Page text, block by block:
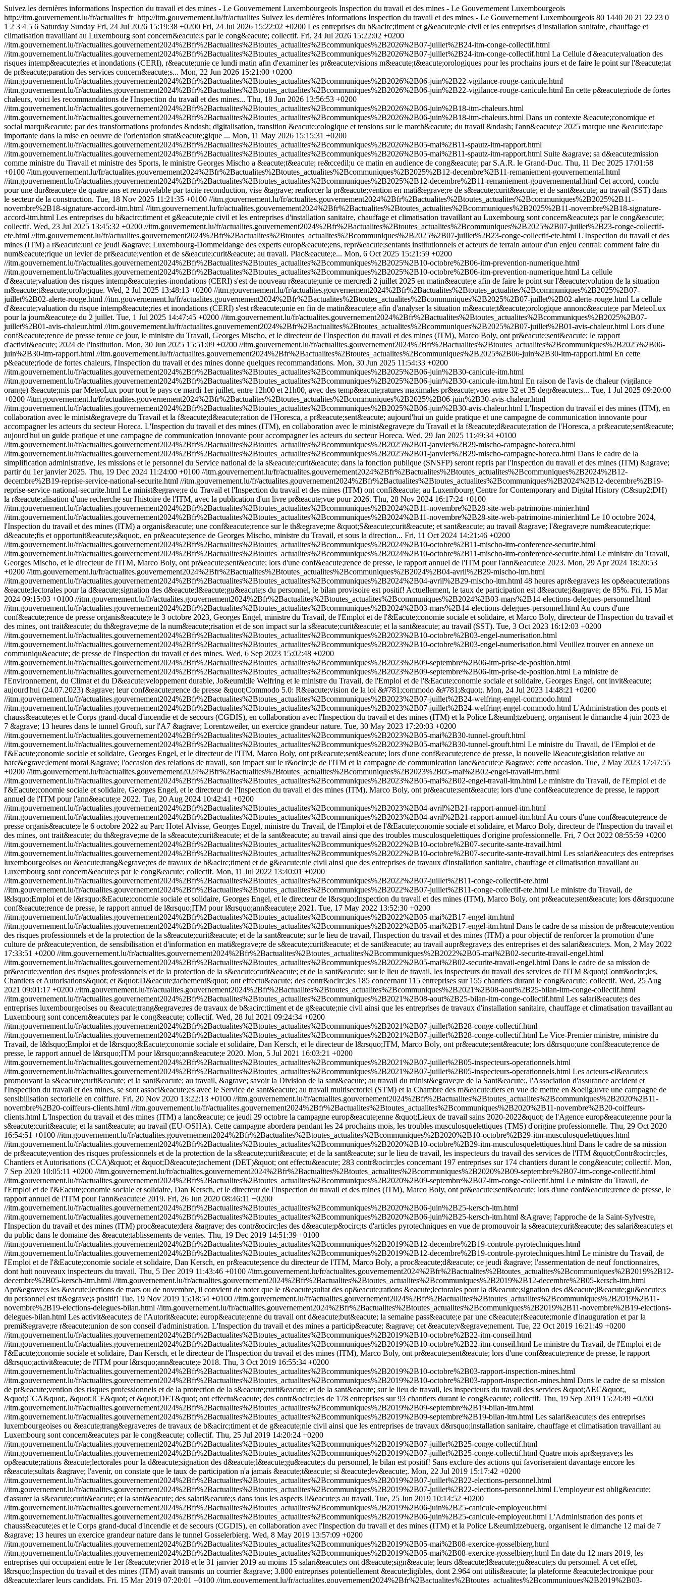
Suivez les dernières informations Inspection du travail et des mines - Le Gouvernement Luxembourgeois Inspection du travail et des mines - Le Gouvernement Luxembourgeois
http://itm.gouvernement.lu/fr/actualites fr http://itm.gouvernement.lu/fr/actualites Suivez les dernières informations Inspection du travail et des mines - Le Gouvernement Luxembourgeois 80 1440 20 21 22 23 0
1 2 3 4 5 6 Saturday Sunday Fri, 24 Jul 2026 15:19:38 +0200 Fri, 24 Jul 2026 15:22:02 +0200 Les entreprises du b&acirc;timent et g&eacute;nie civil et les entreprises d'installation sanitaire, chauffage et
climatisation travaillant au Luxembourg sont concern&eacute;s par le cong&eacute; collectif. Fri, 24 Jul 2026 15:22:02 +0200
//itm.gouvernement.lu/fr/actualites.gouvernement2024%2Bfr%2Bactualites%2Btoutes_actualites%2Bcommuniques%2B2026%2B07-juillet%2B24-itm-conge-collectif.html
//itm.gouvernement.lu/fr/actualites.gouvernement2024%2Bfr%2Bactualites%2Btoutes_actualites%2Bcommuniques%2B2026%2B07-juillet%2B24-itm-conge-collectif.html La Cellule d'&eacute;valuation des
risques intemp&eacute;ries et inondations (CERI), r&eacute;unie ce lundi matin afin d'examiner les pr&eacute;visions m&eacute;t&eacute;orologiques pour les prochains jours et de faire le point sur l'&eacute;tat
de pr&eacute;paration des services concern&eacute;s... Mon, 22 Jun 2026 15:21:00 +0200
//itm.gouvernement.lu/fr/actualites.gouvernement2024%2Bfr%2Bactualites%2Btoutes_actualites%2Bcommuniques%2B2026%2B06-juin%2B22-vigilance-rouge-canicule.html
//itm.gouvernement.lu/fr/actualites.gouvernement2024%2Bfr%2Bactualites%2Btoutes_actualites%2Bcommuniques%2B2026%2B06-juin%2B22-vigilance-rouge-canicule.html En cette p&eacute;riode de fortes
chaleurs, voici les recommandations de l'Inspection du travail et des mines... Thu, 18 Jun 2026 13:56:53 +0200
//itm.gouvernement.lu/fr/actualites.gouvernement2024%2Bfr%2Bactualites%2Btoutes_actualites%2Bcommuniques%2B2026%2B06-juin%2B18-itm-chaleurs.html
//itm.gouvernement.lu/fr/actualites.gouvernement2024%2Bfr%2Bactualites%2Btoutes_actualites%2Bcommuniques%2B2026%2B06-juin%2B18-itm-chaleurs.html Dans un contexte &eacute;conomique et
social marqu&eacute; par des transformations profondes &ndash; digitalisation, transition &eacute;cologique et tensions sur le march&eacute; du travail &ndash; l'ann&eacute;e 2025 marque une &eacute;tape
importante dans la mise en oeuvre de l'orientation strat&eacute;gique ... Mon, 11 May 2026 15:15:31 +0200
//itm.gouvernement.lu/fr/actualites.gouvernement2024%2Bfr%2Bactualites%2Btoutes_actualites%2Bcommuniques%2B2026%2B05-mai%2B11-spautz-itm-rapport.html
//itm.gouvernement.lu/fr/actualites.gouvernement2024%2Bfr%2Bactualites%2Btoutes_actualites%2Bcommuniques%2B2026%2B05-mai%2B11-spautz-itm-rapport.html Suite &agrave; sa d&eacute;mission
comme ministre du Travail et ministre des Sports, le ministre Georges Mischo a &eacute;t&eacute; re&ccedil;u ce matin en audience de cong&eacute; par S.A.R. le Grand-Duc. Thu, 11 Dec 2025 17:01:58
+0100 //itm.gouvernement.lu/fr/actualites.gouvernement2024%2Bfr%2Bactualites%2Btoutes_actualites%2Bcommuniques%2B2025%2B12-decembre%2B11-remaniement-gouvernemental.html
//itm.gouvernement.lu/fr/actualites.gouvernement2024%2Bfr%2Bactualites%2Btoutes_actualites%2Bcommuniques%2B2025%2B12-decembre%2B11-remaniement-gouvernemental.html Cet accord, conclu
pour une dur&eacute;e de quatre ans et renouvelable par tacite reconduction, vise &agrave; renforcer la pr&eacute;vention en mati&egrave;re de s&eacute;curit&eacute; et de sant&eacute; au travail (SST) dans
le secteur de la construction. Tue, 18 Nov 2025 11:21:35 +0100 //itm.gouvernement.lu/fr/actualites.gouvernement2024%2Bfr%2Bactualites%2Btoutes_actualites%2Bcommuniques%2B2025%2B11-
novembre%2B18-signature-accord-itm.html //itm.gouvernement.lu/fr/actualites.gouvernement2024%2Bfr%2Bactualites%2Btoutes_actualites%2Bcommuniques%2B2025%2B11-novembre%2B18-signature-
accord-itm.html Les entreprises du b&acirc;timent et g&eacute;nie civil et les entreprises d'installation sanitaire, chauffage et climatisation travaillant au Luxembourg sont concern&eacute;s par le cong&eacute;
collectif. Wed, 23 Jul 2025 13:45:32 +0200 //itm.gouvernement.lu/fr/actualites.gouvernement2024%2Bfr%2Bactualites%2Btoutes_actualites%2Bcommuniques%2B2025%2B07-juillet%2B23-conge-collectif-
ete.html //itm.gouvernement.lu/fr/actualites.gouvernement2024%2Bfr%2Bactualites%2Btoutes_actualites%2Bcommuniques%2B2025%2B07-juillet%2B23-conge-collectif-ete.html L'Inspection du travail et des
mines (ITM) a r&eacute;uni ce jeudi &agrave; Luxembourg-Dommeldange des experts europ&eacute;ens, repr&eacute;sentants institutionnels et acteurs de terrain autour d'un enjeu central: comment faire du
num&eacute;rique un levier de pr&eacute;vention et de s&eacute;curit&eacute; au travail. Plac&eacute;e... Mon, 6 Oct 2025 15:21:59 +0200
//itm.gouvernement.lu/fr/actualites.gouvernement2024%2Bfr%2Bactualites%2Btoutes_actualites%2Bcommuniques%2B2025%2B10-octobre%2B06-itm-prevention-numerique.html
//itm.gouvernement.lu/fr/actualites.gouvernement2024%2Bfr%2Bactualites%2Btoutes_actualites%2Bcommuniques%2B2025%2B10-octobre%2B06-itm-prevention-numerique.html La cellule
d'&eacute;valuation des risques intemp&eacute;ries-inondations (CERI) s'est de nouveau r&eacute;unie ce mercredi 2 juillet 2025 en matin&eacute;e afin de faire le point sur l'&eacute;volution de la situation
m&eacute;t&eacute;orologique. Wed, 2 Jul 2025 13:48:13 +0200 //itm.gouvernement.lu/fr/actualites.gouvernement2024%2Bfr%2Bactualites%2Btoutes_actualites%2Bcommuniques%2B2025%2B07-
juillet%2B02-alerte-rouge.html //itm.gouvernement.lu/fr/actualites.gouvernement2024%2Bfr%2Bactualites%2Btoutes_actualites%2Bcommuniques%2B2025%2B07-juillet%2B02-alerte-rouge.html La cellule
d'&eacute;valuation du risque intemp&eacute;ries et inondations (CERI) s'est r&eacute;unie en fin de matin&eacute;e afin d'analyser la situation m&eacute;t&eacute;orologique annonc&eacute;e par MeteoLux
pour la journ&eacute;e du 2 juillet. Tue, 1 Jul 2025 14:47:45 +0200 //itm.gouvernement.lu/fr/actualites.gouvernement2024%2Bfr%2Bactualites%2Btoutes_actualites%2Bcommuniques%2B2025%2B07-
juillet%2B01-avis-chaleur.html //itm.gouvernement.lu/fr/actualites.gouvernement2024%2Bfr%2Bactualites%2Btoutes_actualites%2Bcommuniques%2B2025%2B07-juillet%2B01-avis-chaleur.html Lors d'une
conf&eacute;rence de presse tenue ce jour, le ministre du Travail, Georges Mischo, et le directeur de l'Inspection du travail et des mines (ITM), Marco Boly, ont pr&eacute;sent&eacute; le rapport
d'activit&eacute; 2024 de l'institution. Mon, 30 Jun 2025 15:51:09 +0200 //itm.gouvernement.lu/fr/actualites.gouvernement2024%2Bfr%2Bactualites%2Btoutes_actualites%2Bcommuniques%2B2025%2B06-
juin%2B30-itm-rapport.html //itm.gouvernement.lu/fr/actualites.gouvernement2024%2Bfr%2Bactualites%2Btoutes_actualites%2Bcommuniques%2B2025%2B06-juin%2B30-itm-rapport.html En cette
p&eacute;riode de fortes chaleurs, l'Inspection du travail et des mines donne quelques recommandations. Mon, 30 Jun 2025 11:54:33 +0200
//itm.gouvernement.lu/fr/actualites.gouvernement2024%2Bfr%2Bactualites%2Btoutes_actualites%2Bcommuniques%2B2025%2B06-juin%2B30-canicule-itm.html
//itm.gouvernement.lu/fr/actualites.gouvernement2024%2Bfr%2Bactualites%2Btoutes_actualites%2Bcommuniques%2B2025%2B06-juin%2B30-canicule-itm.html En raison de l'avis de chaleur (vigilance
orange) &eacute;mis par MeteoLux pour tout le pays ce mardi 1er juillet, entre 12h00 et 21h00, avec des temp&eacute;ratures maximales pr&eacute;vues entre 32 et 35 degr&eacute;s... Tue, 1 Jul 2025 09:20:00
+0200 //itm.gouvernement.lu/fr/actualites.gouvernement2024%2Bfr%2Bactualites%2Btoutes_actualites%2Bcommuniques%2B2025%2B06-juin%2B30-avis-chaleur.html
//itm.gouvernement.lu/fr/actualites.gouvernement2024%2Bfr%2Bactualites%2Btoutes_actualites%2Bcommuniques%2B2025%2B06-juin%2B30-avis-chaleur.html L'Inspection du travail et des mines (ITM), en
collaboration avec le minist&egrave;re du Travail et la f&eacute;d&eacute;ration de l'Horesca, a pr&eacute;sent&eacute; aujourd'hui un guide pratique et une campagne de communication innovante pour
accompagner les acteurs du secteur Horeca. L'Inspection du travail et des mines (ITM), en collaboration avec le minist&egrave;re du Travail et la f&eacute;d&eacute;ration de l'Horesca, a pr&eacute;sent&eacute;
aujourd'hui un guide pratique et une campagne de communication innovante pour accompagner les acteurs du secteur Horeca. Wed, 29 Jan 2025 11:49:34 +0100
//itm.gouvernement.lu/fr/actualites.gouvernement2024%2Bfr%2Bactualites%2Btoutes_actualites%2Bcommuniques%2B2025%2B01-janvier%2B29-mischo-campagne-horeca.html
//itm.gouvernement.lu/fr/actualites.gouvernement2024%2Bfr%2Bactualites%2Btoutes_actualites%2Bcommuniques%2B2025%2B01-janvier%2B29-mischo-campagne-horeca.html Dans le cadre de la
simplification administrative, les missions et le personnel du Service national de la s&eacute;curit&eacute; dans la fonction publique (SNSFP) seront repris par l'Inspection du travail et des mines (ITM) &agrave;
partir du 1er janvier 2025. Thu, 19 Dec 2024 11:24:00 +0100 //itm.gouvernement.lu/fr/actualites.gouvernement2024%2Bfr%2Bactualites%2Btoutes_actualites%2Bcommuniques%2B2024%2B12-
decembre%2B19-reprise-service-national-securite.html //itm.gouvernement.lu/fr/actualites.gouvernement2024%2Bfr%2Bactualites%2Btoutes_actualites%2Bcommuniques%2B2024%2B12-decembre%2B19-
reprise-service-national-securite.html Le minist&egrave;re du Travail et l'Inspection du travail et des mines (ITM) ont confi&eacute; au Luxembourg Centre for Contemporary and Digital History (C&sup2;DH)
la r&eacute;alisation d'une recherche sur l'histoire de l'ITM, avec la publication d'un livre pr&eacute;vue pour 2026. Thu, 28 Nov 2024 16:17:24 +0100
//itm.gouvernement.lu/fr/actualites.gouvernement2024%2Bfr%2Bactualites%2Btoutes_actualites%2Bcommuniques%2B2024%2B11-novembre%2B28-site-web-patrimoine-minier.html
//itm.gouvernement.lu/fr/actualites.gouvernement2024%2Bfr%2Bactualites%2Btoutes_actualites%2Bcommuniques%2B2024%2B11-novembre%2B28-site-web-patrimoine-minier.html Le 10 octobre 2024,
l'Inspection du travail et des mines (ITM) a organis&eacute; une conf&eacute;rence sur le th&egrave;me &quot;S&eacute;curit&eacute; et sant&eacute; au travail &agrave; l'&egrave;re num&eacute;rique:
d&eacute;fis et opportunit&eacute;s&quot;, en pr&eacute;sence de Georges Mischo, ministre du Travail, et sous la direction... Fri, 11 Oct 2024 14:21:46 +0200
//itm.gouvernement.lu/fr/actualites.gouvernement2024%2Bfr%2Bactualites%2Btoutes_actualites%2Bcommuniques%2B2024%2B10-octobre%2B11-mischo-itm-conference-securite.html
//itm.gouvernement.lu/fr/actualites.gouvernement2024%2Bfr%2Bactualites%2Btoutes_actualites%2Bcommuniques%2B2024%2B10-octobre%2B11-mischo-itm-conference-securite.html Le ministre du Travail,
Georges Mischo, et le directeur de l'ITM, Marco Boly, ont pr&eacute;sent&eacute; lors d'une conf&eacute;rence de presse, le rapport annuel de l'ITM pour l'ann&eacute;e 2023. Mon, 29 Apr 2024 18:20:53
+0200 //itm.gouvernement.lu/fr/actualites.gouvernement2024%2Bfr%2Bactualites%2Btoutes_actualites%2Bcommuniques%2B2024%2B04-avril%2B29-mischo-itm.html
//itm.gouvernement.lu/fr/actualites.gouvernement2024%2Bfr%2Bactualites%2Btoutes_actualites%2Bcommuniques%2B2024%2B04-avril%2B29-mischo-itm.html 48 heures apr&egrave;s les op&eacute;rations
&eacute;lectorales pour la d&eacute;signation des d&eacute;l&eacute;gu&eacute;s du personnel, le bilan provisoire est positif! Actuellement, le taux de participation est d&eacute;j&agrave; de 85%. Fri, 15 Mar
2024 09:15:03 +0100 //itm.gouvernement.lu/fr/actualites.gouvernement2024%2Bfr%2Bactualites%2Btoutes_actualites%2Bcommuniques%2B2024%2B03-mars%2B14-elections-delegues-personnel.html
//itm.gouvernement.lu/fr/actualites.gouvernement2024%2Bfr%2Bactualites%2Btoutes_actualites%2Bcommuniques%2B2024%2B03-mars%2B14-elections-delegues-personnel.html Au cours d'une
conf&eacute;rence de presse organis&eacute;e le 3 octobre 2023, Georges Engel, ministre du Travail, de l'Emploi et de l'&Eacute;conomie sociale et solidaire, et Marco Boly, directeur de l'Inspection du travail et
des mines, ont trait&eacute; du th&egrave;me de la num&eacute;risation et de son impact sur la s&eacute;curit&eacute; et la sant&eacute; au travail (SST). Tue, 3 Oct 2023 16:12:03 +0200
//itm.gouvernement.lu/fr/actualites.gouvernement2024%2Bfr%2Bactualites%2Btoutes_actualites%2Bcommuniques%2B2023%2B10-octobre%2B03-engel-numerisation.html
//itm.gouvernement.lu/fr/actualites.gouvernement2024%2Bfr%2Bactualites%2Btoutes_actualites%2Bcommuniques%2B2023%2B10-octobre%2B03-engel-numerisation.html Veuillez trouver en annexe un
communiqu&eacute; de presse de l'Inspection du travail et des mines. Wed, 6 Sep 2023 15:02:48 +0200
//itm.gouvernement.lu/fr/actualites.gouvernement2024%2Bfr%2Bactualites%2Btoutes_actualites%2Bcommuniques%2B2023%2B09-septembre%2B06-itm-prise-de-position.html
//itm.gouvernement.lu/fr/actualites.gouvernement2024%2Bfr%2Bactualites%2Btoutes_actualites%2Bcommuniques%2B2023%2B09-septembre%2B06-itm-prise-de-position.html La ministre de
l'Environnement, du Climat et du D&eacute;veloppement durable, Jo&euml;lle Welfring et le ministre du Travail, de l'Emploi et de l'&Eacute;conomie sociale et solidaire, Georges Engel, ont invit&eacute;
aujourd'hui (24.07.2023) &agrave; leur conf&eacute;rence de presse &quot;Commodo 5.0: R&eacute;vision de la loi &#781;commodo &#781;&quot;. Mon, 24 Jul 2023 14:48:21 +0200
//itm.gouvernement.lu/fr/actualites.gouvernement2024%2Bfr%2Bactualites%2Btoutes_actualites%2Bcommuniques%2B2023%2B07-juillet%2B24-welfring-engel-commodo.html
//itm.gouvernement.lu/fr/actualites.gouvernement2024%2Bfr%2Bactualites%2Btoutes_actualites%2Bcommuniques%2B2023%2B07-juillet%2B24-welfring-engel-commodo.html L'Administration des ponts et
chauss&eacute;es et le Corps grand-ducal d'incendie et de secours (CGDIS), en collaboration avec l'Inspection du travail et des mines (ITM) et la Police L&euml;tzebuerg, organisent le dimanche 4 juin 2023 de
7 &agrave; 13 heures dans le tunnel Grouft, sur l'A7 &agrave; Lorentzweiler, un exercice grandeur nature. Tue, 30 May 2023 17:20:03 +0200
//itm.gouvernement.lu/fr/actualites.gouvernement2024%2Bfr%2Bactualites%2Btoutes_actualites%2Bcommuniques%2B2023%2B05-mai%2B30-tunnel-grouft.html
//itm.gouvernement.lu/fr/actualites.gouvernement2024%2Bfr%2Bactualites%2Btoutes_actualites%2Bcommuniques%2B2023%2B05-mai%2B30-tunnel-grouft.html Le ministre du Travail, de l'Emploi et de
l'&Eacute;conomie sociale et solidaire, Georges Engel, et le directeur de l'ITM, Marco Boly, ont pr&eacute;sent&eacute; lors d'une conf&eacute;rence de presse, la nouvelle l&eacute;gislation relative au
harc&egrave;lement moral &agrave; l'occasion des relations de travail, son impact sur le r&ocirc;le de l'ITM et la campagne de communication lanc&eacute;e &agrave; cette occasion. Tue, 2 May 2023 17:47:55
+0200 //itm.gouvernement.lu/fr/actualites.gouvernement2024%2Bfr%2Bactualites%2Btoutes_actualites%2Bcommuniques%2B2023%2B05-mai%2B02-engel-travail-itm.html
//itm.gouvernement.lu/fr/actualites.gouvernement2024%2Bfr%2Bactualites%2Btoutes_actualites%2Bcommuniques%2B2023%2B05-mai%2B02-engel-travail-itm.html Le ministre du Travail, de l'Emploi et de
l'&Eacute;conomie sociale et solidaire, Georges Engel, et le directeur de l'Inspection du travail et des mines (ITM), Marco Boly, ont pr&eacute;sent&eacute; lors d'une conf&eacute;rence de presse, le rapport
annuel de l'ITM pour l'ann&eacute;e 2022. Tue, 20 Aug 2024 10:42:41 +0200
//itm.gouvernement.lu/fr/actualites.gouvernement2024%2Bfr%2Bactualites%2Btoutes_actualites%2Bcommuniques%2B2023%2B04-avril%2B21-rapport-annuel-itm.html
//itm.gouvernement.lu/fr/actualites.gouvernement2024%2Bfr%2Bactualites%2Btoutes_actualites%2Bcommuniques%2B2023%2B04-avril%2B21-rapport-annuel-itm.html Au cours d'une conf&eacute;rence de
presse organis&eacute;e le 6 octobre 2022 au Parc Hotel Alvisse, Georges Engel, ministre du Travail, de l'Emploi et de l'&Eacute;conomie sociale et solidaire, et Marco Boly, directeur de l'Inspection du travail et
des mines, ont trait&eacute; du th&egrave;me de la s&eacute;curit&eacute; et de la sant&eacute; au travail ainsi que des troubles musculosquelettiques d'origine professionnelle. Fri, 7 Oct 2022 08:55:59 +0200
//itm.gouvernement.lu/fr/actualites.gouvernement2024%2Bfr%2Bactualites%2Btoutes_actualites%2Bcommuniques%2B2022%2B10-octobre%2B07-securite-sante-travail.html
//itm.gouvernement.lu/fr/actualites.gouvernement2024%2Bfr%2Bactualites%2Btoutes_actualites%2Bcommuniques%2B2022%2B10-octobre%2B07-securite-sante-travail.html Les salari&eacute;s des entreprises
luxembourgeoises ou &eacute;trang&egrave;res de travaux de b&acirc;timent et de g&eacute;nie civil ainsi que des entreprises de travaux d'installation sanitaire, chauffage et climatisation travaillant au
Luxembourg sont concern&eacute;s par le cong&eacute; collectif. Mon, 11 Jul 2022 13:40:01 +0200
//itm.gouvernement.lu/fr/actualites.gouvernement2024%2Bfr%2Bactualites%2Btoutes_actualites%2Bcommuniques%2B2022%2B07-juillet%2B11-conge-collectif-ete.html
//itm.gouvernement.lu/fr/actualites.gouvernement2024%2Bfr%2Bactualites%2Btoutes_actualites%2Bcommuniques%2B2022%2B07-juillet%2B11-conge-collectif-ete.html Le ministre du Travail, de
l&lsquo;Emploi et de l&rsquo;&Eacute;conomie sociale et solidaire, Georges Engel, et le directeur de l&rsquo;Inspection du travail et des mines (ITM), Marco Boly, ont pr&eacute;sent&eacute; lors d&rsquo;une
conf&eacute;rence de presse, le rapport annuel de l&rsquo;ITM pour l&rsquo;ann&eacute;e 2021. Tue, 17 May 2022 13:52:30 +0200
//itm.gouvernement.lu/fr/actualites.gouvernement2024%2Bfr%2Bactualites%2Btoutes_actualites%2Bcommuniques%2B2022%2B05-mai%2B17-engel-itm.html
//itm.gouvernement.lu/fr/actualites.gouvernement2024%2Bfr%2Bactualites%2Btoutes_actualites%2Bcommuniques%2B2022%2B05-mai%2B17-engel-itm.html Dans le cadre de sa mission de pr&eacute;vention
des risques professionnels et de la protection de la s&eacute;curit&eacute; et de la sant&eacute; sur le lieu de travail, l'Inspection du travail et des mines (ITM) a pour objectif de renforcer la promotion d'une
culture de pr&eacute;vention, de sensibilisation et d'information en mati&egrave;re de s&eacute;curit&eacute; et de sant&eacute; au travail aupr&egrave;s des entreprises et des salari&eacute;s. Mon, 2 May 2022
17:33:51 +0200 //itm.gouvernement.lu/fr/actualites.gouvernement2024%2Bfr%2Bactualites%2Btoutes_actualites%2Bcommuniques%2B2022%2B05-mai%2B02-securite-travail-engel.html
//itm.gouvernement.lu/fr/actualites.gouvernement2024%2Bfr%2Bactualites%2Btoutes_actualites%2Bcommuniques%2B2022%2B05-mai%2B02-securite-travail-engel.html Dans le cadre de sa mission de
pr&eacute;vention des risques professionnels et de la protection de la s&eacute;curit&eacute; et de la sant&eacute; sur le lieu de travail, les inspecteurs du travail des services de l'ITM &quot;Contr&ocirc;les,
Chantiers et Autorisations&quot; et &quot;D&eacute;tachement&quot; ont effectu&eacute; des contr&ocirc;les 185 concernant 115 entreprises sur 155 chantiers durant le cong&eacute; collectif. Wed, 25 Aug
2021 09:01:17 +0200 //itm.gouvernement.lu/fr/actualites.gouvernement2024%2Bfr%2Bactualites%2Btoutes_actualites%2Bcommuniques%2B2021%2B08-aout%2B25-bilan-itm-conge-collectif.html
//itm.gouvernement.lu/fr/actualites.gouvernement2024%2Bfr%2Bactualites%2Btoutes_actualites%2Bcommuniques%2B2021%2B08-aout%2B25-bilan-itm-conge-collectif.html Les salari&eacute;s des
entreprises luxembourgeoises ou &eacute;trang&egrave;res de travaux de b&acirc;timent et de g&eacute;nie civil ainsi que les entreprises de travaux d'installation sanitaire, chauffage et climatisation travaillant au
Luxembourg sont concern&eacute;s par le cong&eacute; collectif. Wed, 28 Jul 2021 09:24:34 +0200
//itm.gouvernement.lu/fr/actualites.gouvernement2024%2Bfr%2Bactualites%2Btoutes_actualites%2Bcommuniques%2B2021%2B07-juillet%2B28-conge-collectif.html
//itm.gouvernement.lu/fr/actualites.gouvernement2024%2Bfr%2Bactualites%2Btoutes_actualites%2Bcommuniques%2B2021%2B07-juillet%2B28-conge-collectif.html Le Vice-Premier ministre, ministre du
Travail, de l&lsquo;Emploi et de l&rsquo;&Eacute;conomie sociale et solidaire, Dan Kersch, et le directeur de l&rsquo;ITM, Marco Boly, ont pr&eacute;sent&eacute; lors d&rsquo;une conf&eacute;rence de
presse, le rapport annuel de l&rsquo;ITM pour l&rsquo;ann&eacute;e 2020. Mon, 5 Jul 2021 16:03:21 +0200
//itm.gouvernement.lu/fr/actualites.gouvernement2024%2Bfr%2Bactualites%2Btoutes_actualites%2Bcommuniques%2B2021%2B07-juillet%2B05-inspecteurs-operationnels.html
//itm.gouvernement.lu/fr/actualites.gouvernement2024%2Bfr%2Bactualites%2Btoutes_actualites%2Bcommuniques%2B2021%2B07-juillet%2B05-inspecteurs-operationnels.html Les acteurs-cl&eacute;s
promouvant la s&eacute;curit&eacute; et la sant&eacute; au travail, &agrave; savoir la Division de la sant&eacute; au travail du minist&egrave;re de la Sant&eacute;, l'Association d'assurance accident et
l'Inspection du travail et des mines, se sont associ&eacute;es avec le Service de sant&eacute; au travail multisectoriel (STM) et la Chambre des m&eacute;tiers en vue de mettre en &oelig;uvre une campagne de
sensibilisation sectorielle en coiffure. Fri, 20 Nov 2020 13:22:13 +0100 //itm.gouvernement.lu/fr/actualites.gouvernement2024%2Bfr%2Bactualites%2Btoutes_actualites%2Bcommuniques%2B2020%2B11-
novembre%2B20-coiffeurs-clients.html //itm.gouvernement.lu/fr/actualites.gouvernement2024%2Bfr%2Bactualites%2Btoutes_actualites%2Bcommuniques%2B2020%2B11-novembre%2B20-coiffeurs-
clients.html L'Inspection du travail et des mines (ITM) a lanc&eacute; ce jeudi 29 octobre la campagne europ&eacute;enne &quot;Lieux de travail sains 2020-2022&quot; de l'Agence europ&eacute;enne pour la
s&eacute;curit&eacute; et la sant&eacute; au travail (EU-OSHA). Cette campagne abordera pendant les 24 prochains mois, les troubles musculosquelettiques (TMS) d'origine professionnelle. Thu, 29 Oct 2020
16:54:51 +0100 //itm.gouvernement.lu/fr/actualites.gouvernement2024%2Bfr%2Bactualites%2Btoutes_actualites%2Bcommuniques%2B2020%2B10-octobre%2B29-itm-musculosquelettiques.html
//itm.gouvernement.lu/fr/actualites.gouvernement2024%2Bfr%2Bactualites%2Btoutes_actualites%2Bcommuniques%2B2020%2B10-octobre%2B29-itm-musculosquelettiques.html Dans le cadre de sa mission
de pr&eacute;vention des risques professionnels et de la protection de la s&eacute;curit&eacute; et de la sant&eacute; sur le lieu de travail, les inspecteurs du travail des services de l'ITM &quot;Contr&ocirc;les,
Chantiers et Autorisations (CCA)&quot; et &quot;D&eacute;tachement (DET)&quot; ont effectu&eacute; 283 contr&ocirc;les concernant 197 entreprises sur 174 chantiers durant le cong&eacute; collectif. Mon,
7 Sep 2020 10:05:11 +0200 //itm.gouvernement.lu/fr/actualites.gouvernement2024%2Bfr%2Bactualites%2Btoutes_actualites%2Bcommuniques%2B2020%2B09-septembre%2B07-itm-conge-collectif.html
//itm.gouvernement.lu/fr/actualites.gouvernement2024%2Bfr%2Bactualites%2Btoutes_actualites%2Bcommuniques%2B2020%2B09-septembre%2B07-itm-conge-collectif.html Le ministre du Travail, de
l'Emploi et de l'&Eacute;conomie sociale et solidaire, Dan Kersch, et le directeur de l'Inspection du travail et des mines (ITM), Marco Boly, ont pr&eacute;sent&eacute; lors d'une conf&eacute;rence de presse, le
rapport annuel de l'ITM pour l'ann&eacute;e 2019. Fri, 26 Jun 2020 08:46:11 +0200
//itm.gouvernement.lu/fr/actualites.gouvernement2024%2Bfr%2Bactualites%2Btoutes_actualites%2Bcommuniques%2B2020%2B06-juin%2B25-kersch-itm.html
//itm.gouvernement.lu/fr/actualites.gouvernement2024%2Bfr%2Bactualites%2Btoutes_actualites%2Bcommuniques%2B2020%2B06-juin%2B25-kersch-itm.html &Agrave; l'approche de la Saint-Sylvestre,
l'Inspection du travail et des mines (ITM) proc&eacute;dera &agrave; des contr&ocirc;les des d&eacute;p&ocirc;ts d'articles pyrotechniques en vue de promouvoir la s&eacute;curit&eacute; des salari&eacute;s et
du public dans le domaine des &eacute;tablissements de ventes. Thu, 19 Dec 2019 14:51:39 +0100
//itm.gouvernement.lu/fr/actualites.gouvernement2024%2Bfr%2Bactualites%2Btoutes_actualites%2Bcommuniques%2B2019%2B12-decembre%2B19-controle-pyrotechniques.html
//itm.gouvernement.lu/fr/actualites.gouvernement2024%2Bfr%2Bactualites%2Btoutes_actualites%2Bcommuniques%2B2019%2B12-decembre%2B19-controle-pyrotechniques.html Le ministre du Travail, de
l'Emploi et de l'&Eacute;conomie sociale et solidaire, Dan Kersch, en pr&eacute;sence du directeur de l'ITM, Marco Boly, a proc&eacute;d&eacute; ce jeudi &agrave; l'assermentation de neuf fonctionnaires,
dont huit nouveaux inspecteurs du travail. Thu, 5 Dec 2019 11:43:46 +0100 //itm.gouvernement.lu/fr/actualites.gouvernement2024%2Bfr%2Bactualites%2Btoutes_actualites%2Bcommuniques%2B2019%2B12-
decembre%2B05-kersch-itm.html //itm.gouvernement.lu/fr/actualites.gouvernement2024%2Bfr%2Bactualites%2Btoutes_actualites%2Bcommuniques%2B2019%2B12-decembre%2B05-kersch-itm.html
Apr&egrave;s les &eacute;lections de mars ou de novembre, il convient de noter que le r&eacute;sultat des op&eacute;rations &eacute;lectorales pour la d&eacute;signation des d&eacute;l&eacute;gu&eacute;s
du personnel est tr&egrave;s positif! Tue, 19 Nov 2019 15:18:54 +0100 //itm.gouvernement.lu/fr/actualites.gouvernement2024%2Bfr%2Bactualites%2Btoutes_actualites%2Bcommuniques%2B2019%2B11-
novembre%2B19-elections-delegues-bilan.html //itm.gouvernement.lu/fr/actualites.gouvernement2024%2Bfr%2Bactualites%2Btoutes_actualites%2Bcommuniques%2B2019%2B11-novembre%2B19-elections-
delegues-bilan.html Les activit&eacute;s de l'Autorit&eacute; europ&eacute;enne du travail ont d&eacute;but&eacute; la semaine pass&eacute;e par une c&eacute;r&eacute;monie d'inauguration et par la
premi&egrave;re r&eacute;union de son conseil d'administration. L'Inspection du travail et des mines a particip&eacute; &agrave; cet &eacute;v&egrave;nement. Tue, 22 Oct 2019 16:21:49 +0200
//itm.gouvernement.lu/fr/actualites.gouvernement2024%2Bfr%2Bactualites%2Btoutes_actualites%2Bcommuniques%2B2019%2B10-octobre%2B22-itm-conseil.html
//itm.gouvernement.lu/fr/actualites.gouvernement2024%2Bfr%2Bactualites%2Btoutes_actualites%2Bcommuniques%2B2019%2B10-octobre%2B22-itm-conseil.html Le ministre du Travail, de l'Emploi et de
l'&Eacute;conomie sociale et solidaire, Dan Kersch, et le directeur de l'Inspection du travail et des mines (ITM), Marco Boly, ont pr&eacute;sent&eacute; lors d'une conf&eacute;rence de presse, le rapport
d&rsquo;activit&eacute; de l'ITM pour l&rsquo;ann&eacute;e 2018. Thu, 3 Oct 2019 16:55:34 +0200
//itm.gouvernement.lu/fr/actualites.gouvernement2024%2Bfr%2Bactualites%2Btoutes_actualites%2Bcommuniques%2B2019%2B10-octobre%2B03-rapport-inspection-mines.html
//itm.gouvernement.lu/fr/actualites.gouvernement2024%2Bfr%2Bactualites%2Btoutes_actualites%2Bcommuniques%2B2019%2B10-octobre%2B03-rapport-inspection-mines.html Dans le cadre de sa mission
de pr&eacute;vention des risques professionnels et de la protection de la s&eacute;curit&eacute; et de la sant&eacute; sur le lieu de travail, les inspecteurs du travail des services &quot;AEC&quot;,
&quot;CCA&quot;, &quot;ICE&quot; et &quot;DET&quot; ont effectu&eacute; des contr&ocirc;les de 178 entreprises sur 93 chantiers durant le cong&eacute; collectif. Thu, 19 Sep 2019 15:24:49 +0200
//itm.gouvernement.lu/fr/actualites.gouvernement2024%2Bfr%2Bactualites%2Btoutes_actualites%2Bcommuniques%2B2019%2B09-septembre%2B19-bilan-itm.html
//itm.gouvernement.lu/fr/actualites.gouvernement2024%2Bfr%2Bactualites%2Btoutes_actualites%2Bcommuniques%2B2019%2B09-septembre%2B19-bilan-itm.html Les salari&eacute;s des entreprises
luxembourgeoises ou &eacute;trang&egrave;res de travaux de b&acirc;timent et de g&eacute;nie civil ainsi que les entreprises de travaux d&rsquo;installation sanitaire, chauffage et climatisation travaillant au
Luxembourg sont concern&eacute;s par le cong&eacute; collectif. Thu, 25 Jul 2019 14:20:24 +0200
//itm.gouvernement.lu/fr/actualites.gouvernement2024%2Bfr%2Bactualites%2Btoutes_actualites%2Bcommuniques%2B2019%2B07-juillet%2B25-conge-collectif.html
//itm.gouvernement.lu/fr/actualites.gouvernement2024%2Bfr%2Bactualites%2Btoutes_actualites%2Bcommuniques%2B2019%2B07-juillet%2B25-conge-collectif.html Quatre mois apr&egrave;s les
op&eacute;rations &eacute;lectorales pour la d&eacute;signation des d&eacute;l&eacute;gu&eacute;s du personnel, le bilan est positif! Sans exclure des actions qui favoriseraient davantage encore les
r&eacute;sultats &agrave; l'avenir, on constate que le taux de participation n'a jamais &eacute;t&eacute; si &eacute;lev&eacute;. Mon, 22 Jul 2019 15:17:42 +0200
//itm.gouvernement.lu/fr/actualites.gouvernement2024%2Bfr%2Bactualites%2Btoutes_actualites%2Bcommuniques%2B2019%2B07-juillet%2B22-elections-personnel.html
//itm.gouvernement.lu/fr/actualites.gouvernement2024%2Bfr%2Bactualites%2Btoutes_actualites%2Bcommuniques%2B2019%2B07-juillet%2B22-elections-personnel.html L'employeur est oblig&eacute;
d'assurer la s&eacute;curit&eacute; et la sant&eacute; des salari&eacute;s dans tous les aspects li&eacute;s au travail. Tue, 25 Jun 2019 10:14:52 +0200
//itm.gouvernement.lu/fr/actualites.gouvernement2024%2Bfr%2Bactualites%2Btoutes_actualites%2Bcommuniques%2B2019%2B06-juin%2B25-canicule-employeur.html
//itm.gouvernement.lu/fr/actualites.gouvernement2024%2Bfr%2Bactualites%2Btoutes_actualites%2Bcommuniques%2B2019%2B06-juin%2B25-canicule-employeur.html L'Administration des ponts et
chauss&eacute;es et le Corps grand-ducal d'incendie et de secours (CGDIS), en collaboration avec l'Inspection du travail et des mines (ITM) et la Police L&euml;tzebuerg, organisent le dimanche 12 mai de 7
&agrave; 13 heures un exercice grandeur nature dans le tunnel Gosselerbierg. Wed, 8 May 2019 13:57:09 +0200
//itm.gouvernement.lu/fr/actualites.gouvernement2024%2Bfr%2Bactualites%2Btoutes_actualites%2Bcommuniques%2B2019%2B05-mai%2B08-exercice-gosselbierg.html
//itm.gouvernement.lu/fr/actualites.gouvernement2024%2Bfr%2Bactualites%2Btoutes_actualites%2Bcommuniques%2B2019%2B05-mai%2B08-exercice-gosselbierg.html En date du 12 mars 2019, les
entreprises qui occupaient entre le 1er f&eacute;vrier 2018 et le 31 janvier 2019 au moins 15 salari&eacute;s ont d&eacute;sign&eacute; leurs d&eacute;l&eacute;gu&eacute;s du personnel. A cet effet,
l&rsquo;Inspection du travail et des mines (ITM) avait transmis un courrier &agrave; 3.800 entreprises potentiellement &eacute;ligibles, dont 2.964 ont utilis&eacute; la plateforme &eacute;lectronique pour
d&eacute;clarer leurs candidats. Fri, 15 Mar 2019 07:20:01 +0100 //itm.gouvernement.lu/fr/actualites.gouvernement2024%2Bfr%2Bactualites%2Btoutes_actualites%2Bcommuniques%2B2019%2B03-